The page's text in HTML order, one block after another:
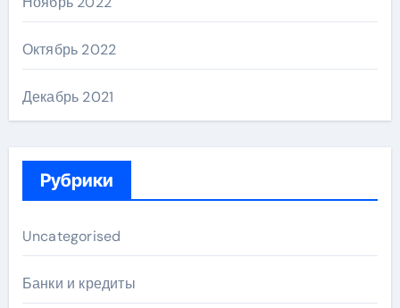
Октябрь 2022
Декабрь 2021
Рубрики
Uncategorised
Банки и кредиты